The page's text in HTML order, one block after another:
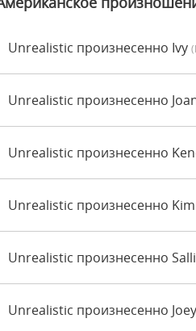
Unrealistic произнесенно Ivy
Unrealistic произнесенно
Unrealistic произнесенно
Unrealistic произнесенно
Unrealistic произнесенно Salli
Unrealistic произнесенно Joey